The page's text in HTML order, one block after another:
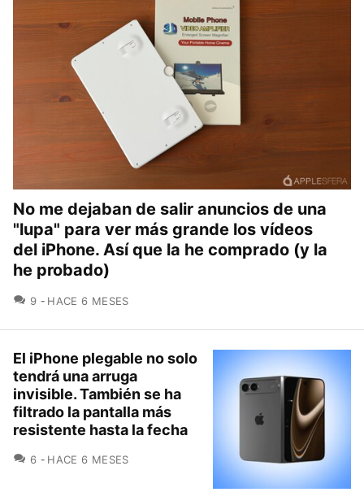
No me dejaban de salir anuncios de una
"lupa" para ver más grande los vídeos
del iPhone. Así que la he comprado (y la
he probado)
9 COMENTARIOS
HACE 6 MESES
El iPhone plegable no solo
tendrá una arruga
invisible. También se ha
filtrado la pantalla más
resistente hasta la fecha
6 COMENTARIOS
HACE 6 MESES